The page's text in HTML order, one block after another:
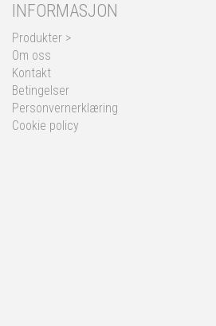
INFORMASJON
Produkter >
Om oss
Kontakt
Betingelser
Personvernerklæring
Cookie policy